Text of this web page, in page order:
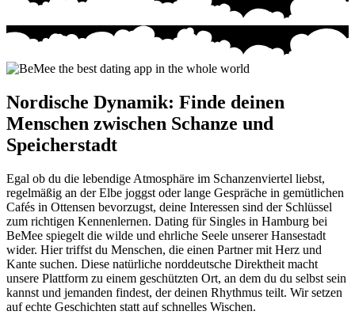
Nordische Dynamik: Finde deinen
Menschen zwischen Schanze und
Speicherstadt
Egal ob du die lebendige Atmosphäre im Schanzenviertel liebst,
regelmäßig an der Elbe joggst oder lange Gespräche in gemütlichen
Cafés in Ottensen bevorzugst, deine Interessen sind der Schlüssel
zum richtigen Kennenlernen. Dating für Singles in Hamburg bei
BeMee spiegelt die wilde und ehrliche Seele unserer Hansestadt
wider. Hier triffst du Menschen, die einen Partner mit Herz und
Kante suchen. Diese natürliche norddeutsche Direktheit macht
unsere Plattform zu einem geschützten Ort, an dem du du selbst sein
kannst und jemanden findest, der deinen Rhythmus teilt. Wir setzen
auf echte Geschichten statt auf schnelles Wischen.